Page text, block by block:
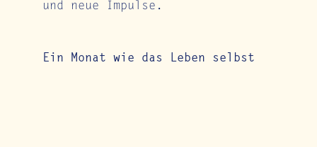
und neue Impulse.
Ein Monat wie das Leben selbst